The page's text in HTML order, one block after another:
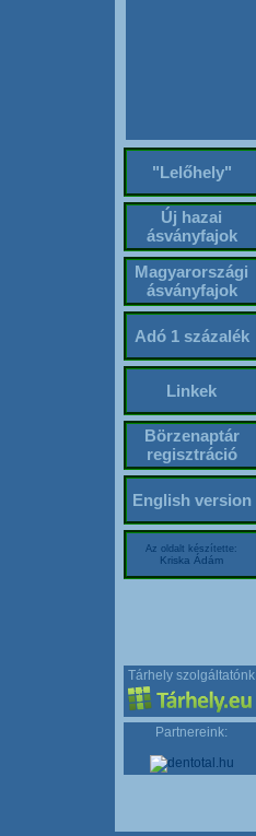
"Lelőhely"
Új hazai
ásványfajok
Magyarországi
ásványfajok
Adó 1 százalék
Linkek
Börzenaptár
regisztráció
English version
Az oldalt készítette:
Kriska Ádám
Tárhely szolgáltatónk
Partnereink: